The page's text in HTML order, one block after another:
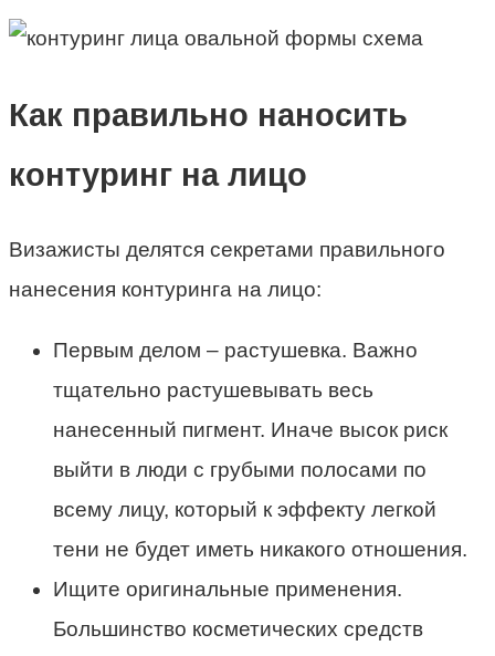
Как правильно наносить
контуринг на лицо
Визажисты делятся секретами правильного
нанесения контуринга на лицо:
Первым делом – растушевка. Важно
тщательно растушевывать весь
нанесенный пигмент. Иначе высок риск
выйти в люди с грубыми полосами по
всему лицу, который к эффекту легкой
тени не будет иметь никакого отношения.
Ищите оригинальные применения.
Большинство косметических средств